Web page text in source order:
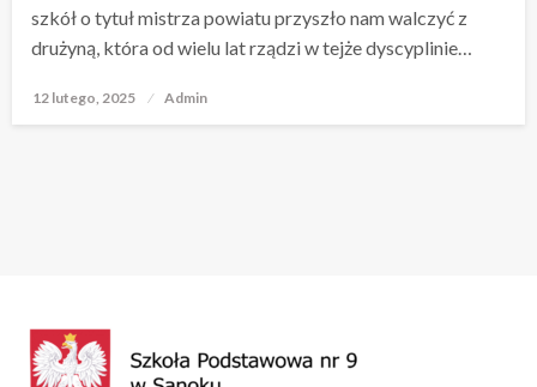
szkół o tytuł mistrza powiatu przyszło nam walczyć z
drużyną, która od wielu lat rządzi w tejże dyscyplinie…
Opublikowane
12 lutego, 2025 Admin